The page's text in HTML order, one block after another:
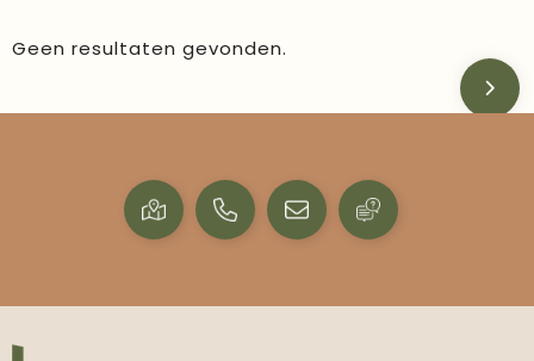
Geen resultaten gevonden.